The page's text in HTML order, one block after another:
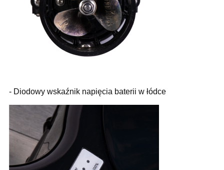
- Diodowy wskaźnik napięcia baterii w łódce